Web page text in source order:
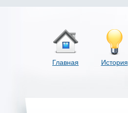
Главная История